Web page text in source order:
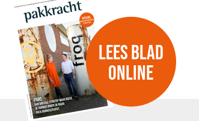
LEES BLAD
ONLINE